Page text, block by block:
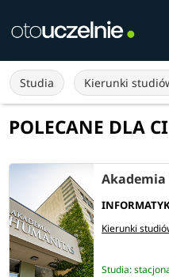
Studia Kierunki
POLECANE DLA
Kierunki
Studia: